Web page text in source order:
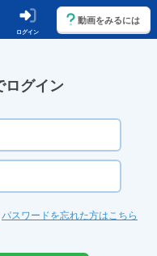
ログイン
動画をみるには
ログイン
パスワードを忘れた方はこちら